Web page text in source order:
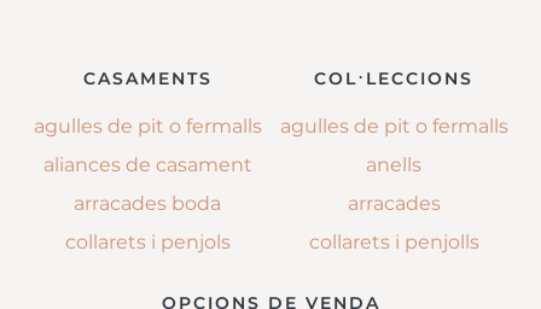
CASAMENTS
agulles de pit o fermalls
aliances de casament
arracades boda
collarets i penjols
COL·LECCIONS
agulles de pit o fermalls
anells
arracades
collarets i penjolls
OPCIONS DE VENDA